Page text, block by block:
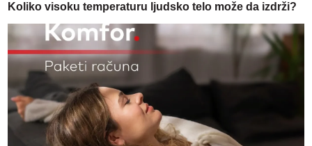
Koliko visoku temperaturu ljudsko telo može da izdrži?